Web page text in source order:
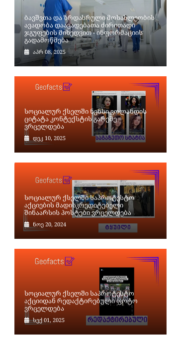
ბავშვთა და ზრდასრული მოსახლეობის
ავადობა დაავადებათა ძირითადი
ჯგუფების მიხედვით - ინფორმაციის
გადამოწმება
აპრ 08, 2025
სოციალურ ქსელში ნენსი ვოლანდის
ციტატა კონტექსტის გარეშე
ვრცელდება
დეკ 10, 2025
სოციალურ ქსელში საპროტესტო
აქციების მადისკრედიტებელი
შინაარსის პოსტები ვრცელდება
ნოე 20, 2024
სოციალურ ქსელში საპროტესტო
აქციიდან რედაქტირებული ფოტო
ვრცელდება
სექ 01, 2025